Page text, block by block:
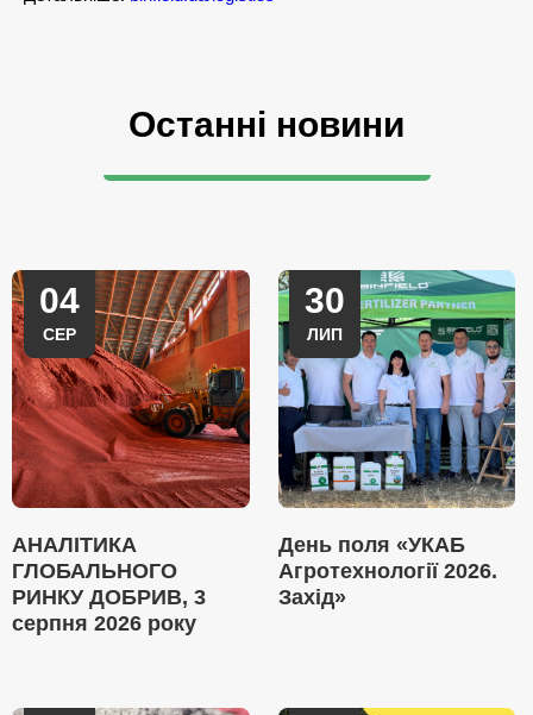
Останні новини
04
СЕР
АНАЛІТИКА
ГЛОБАЛЬНОГО
РИНКУ ДОБРИВ, 3
серпня 2026 року
30
ЛИП
День поля «УКАБ
Агротехнології 2026.
Захід»